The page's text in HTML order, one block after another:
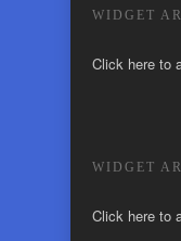
WIDGET
Click here to
WIDGET
Click here to